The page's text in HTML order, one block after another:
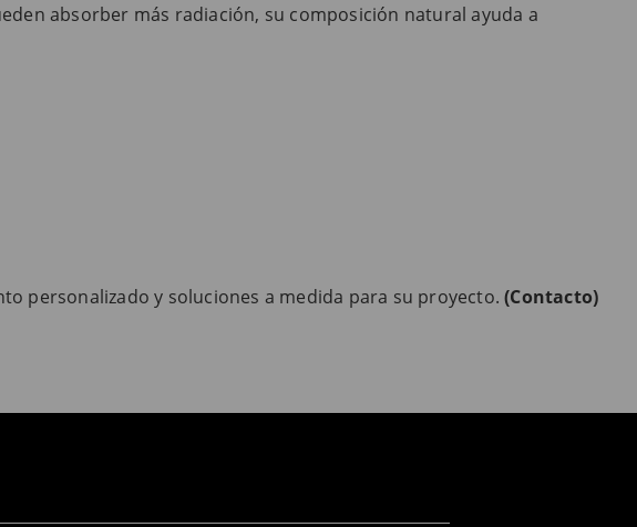
absorber más radiación, su composición natural ayuda a
personalizado y soluciones a medida para su proyecto.(Contacto)